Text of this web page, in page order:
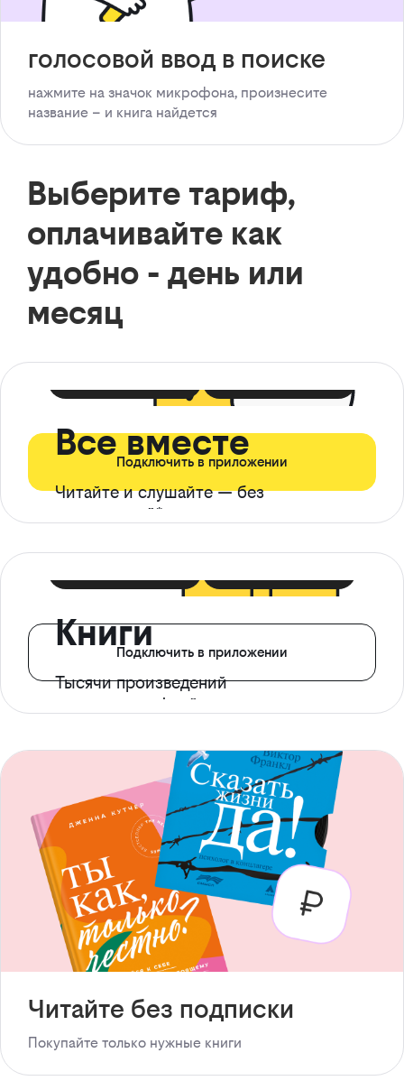
голосовой ввод в поиске
нажмите на значок микрофона, произнесите
название – и книга найдется
Выберите тариф,
оплачивайте как
удобно - день или
месяц
Все вместе
Читайте и слушайте — без
ограничений*
Подключить в приложении
Книги
Тысячи произведений
с доступом офлайн
Подключить в приложении
Читайте без подписки
Покупайте только нужные книги